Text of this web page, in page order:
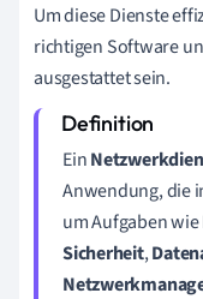
Um diese Dienste
richtigen Software
ausgestattet sein.
Ein
Anwendung, die
um Aufgaben wie
Sicherheit,